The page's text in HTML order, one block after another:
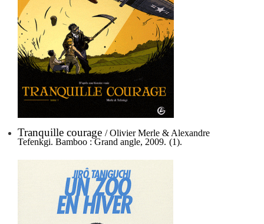
Tranquille courage / Olivier Merle & Alexandre
Tefenkgi. Bamboo : Grand angle, 2009. (1).